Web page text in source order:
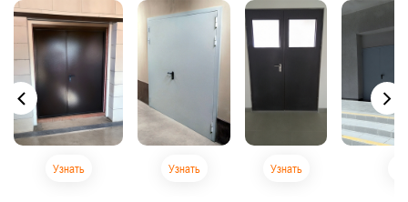
Узнать Узнать Узнать